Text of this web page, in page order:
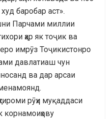
баробар аст».
Парчами миллии
ҳар як тоҷик ва
имрӯз Тоҷикистонро
давлатиаш чун
ва дар арсаи
рӯҳи муқаддаси
корнамоиҳову